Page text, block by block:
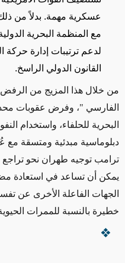
عسكرية مهمة. بدلاً من
مع المنظمة البحرية
لدعم ترتيبات إدارة حركة
القانون الدولي الراسخ.
من خلال هذا المزيج من الرفض
الفارسي "، وفرض عقوبات
البحرية للحلفاء، واستخدام
دبلوماسية مبدئية ومتسقة مع
ترامب توجيه طهران نحو
يمكن أن تساعد في استعادة
الجهات الفاعلة الأخرى عن
خطيرة بالنسبة للممرات